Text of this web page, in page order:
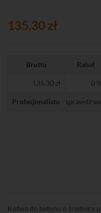
135,30 zł
Brutto Rabat
135,30 zł 0 %
Profesjonalisto - sprawdź
Kotwa do betonu o średnicy